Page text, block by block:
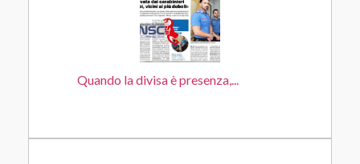
Quando la divisa è presenza,...